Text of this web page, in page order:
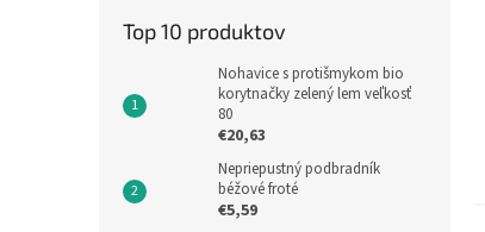
Top 10 produktov
Nohavice s protišmykom bio
korytnačky zelený lem veľkosť
80
€20,63
Nepriepustný podbradník
béžové froté
€5,59